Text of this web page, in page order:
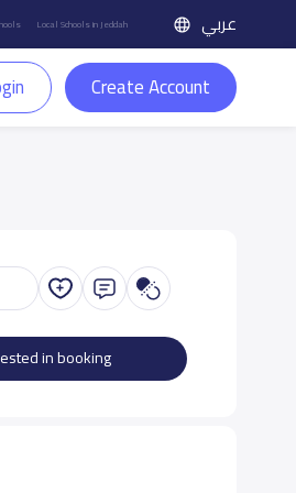
Local Schools in Jeddah عربي
Create Account
in booking